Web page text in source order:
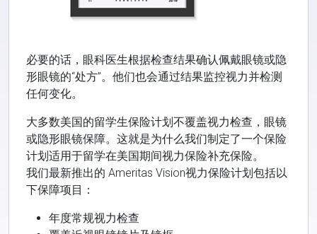
必要的话，眼科医生根据检查结果确认佩戴眼镜或隐
形眼镜的“处方”。他们也会通过结果监控视力并检测
任何变化。
大多数美国的留学生保险计划不覆盖视力检查，眼镜
或隐形眼镜保障。这就是为什么我们制定了一个保险
计划适用于留学在美国期间视力保险补充保险。
我们最新推出的 Ameritas Vision视力保险计划包括以
下保障项目：
年度常规视力检查